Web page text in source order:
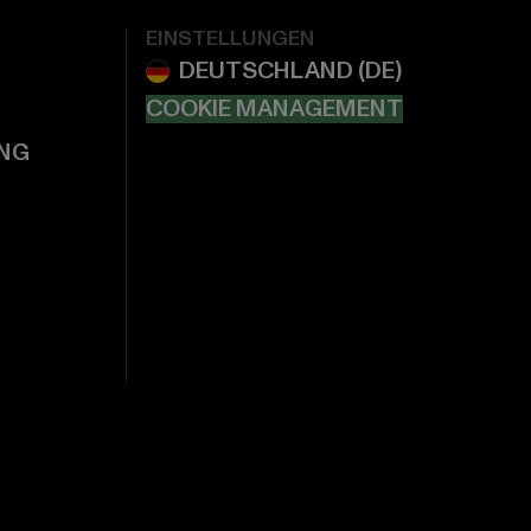
EINSTELLUNGEN
COOKIE MANAGEMENT